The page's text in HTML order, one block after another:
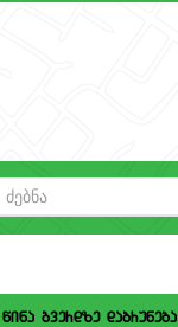
wina gverdze dabruneba